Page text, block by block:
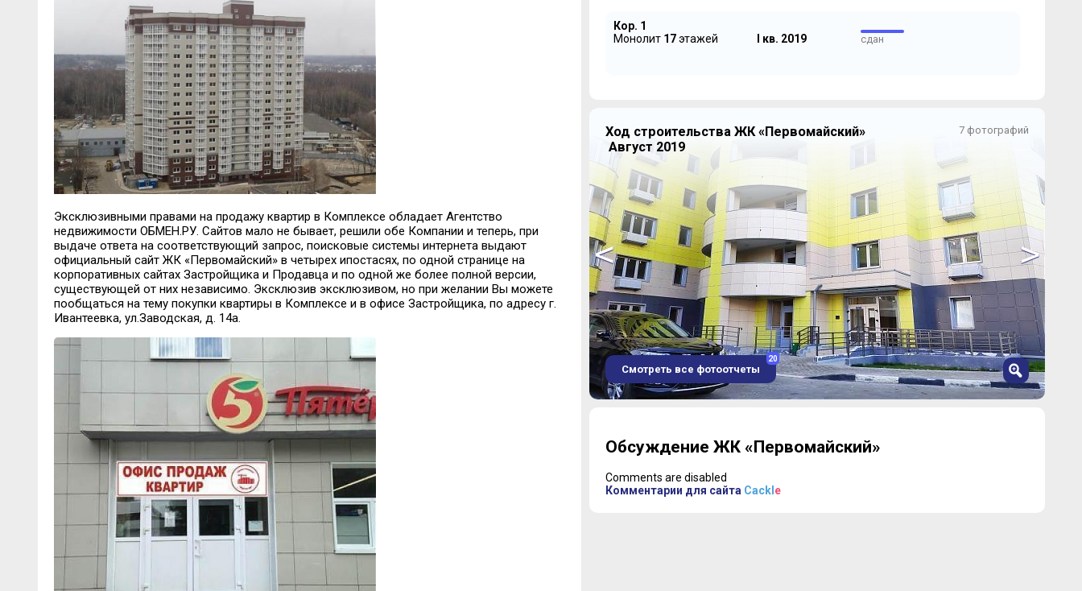
Эксклюзивными правами на продажу квартир в Комплексе обладает Агентство
недвижимости ОБМЕН.РУ. Сайтов мало не бывает, решили обе Компании и теперь, при
выдаче ответа на соответствующий запрос, поисковые системы интернета выдают
официальный сайт ЖК «Первомайский» в четырех ипостасях, по одной странице на
корпоративных сайтах Застройщика и Продавца и по одной же более полной версии,
существующей от них независимо. Эксклюзив эксклюзивом, но при желании Вы можете
пообщаться на тему покупки квартиры в Комплексе и в офисе Застройщика, по адресу г.
Ивантеевка, ул.Заводская, д. 14а.
Кор. 1
Монолит 17этажей I кв. 2019 сдан
7 фотографий
Ход строительства ЖК «Первомайский»
Август 2019
< >
3
5
Смотреть все фотоотчеты
20
Обсуждение ЖК «Первомайский»
Comments are disabled
Комментарии для сайта Cackl e